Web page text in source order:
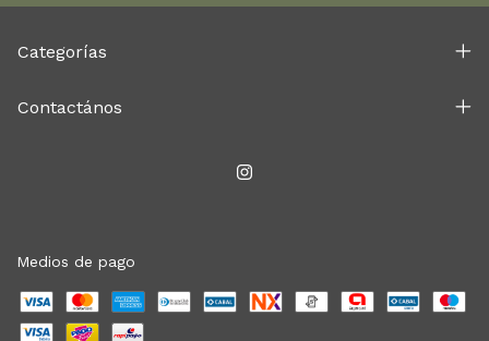
Categorías
Contactános
Medios de pago